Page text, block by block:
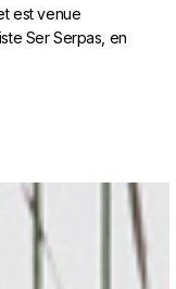
est venue
Ser Serpas, en